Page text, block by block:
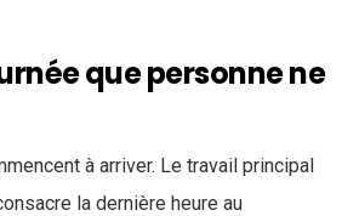
que personne ne
à arriver. Le travail principal
la dernière heure au